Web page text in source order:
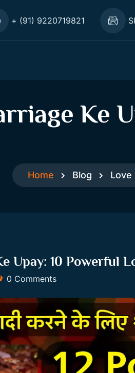
+ (91) 9220719821
Ke
Home Blog Love
Upay: 10 Powerful
0 Comments